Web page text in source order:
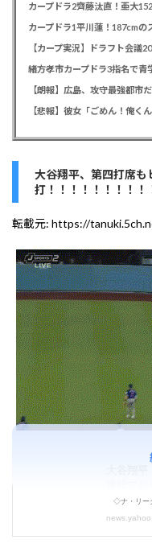
カープドラ2齊藤汰直！亜大
【カープ実況】ドラフト会議
【朗報】広島、攻守最強都市
大谷翔平、第四打席も
打！！！！！！！！！
転載元: https://